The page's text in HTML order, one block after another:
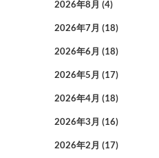
2026年8月 (4)
2026年7月 (18)
2026年6月 (18)
2026年5月 (17)
2026年4月 (18)
2026年3月 (16)
2026年2月 (17)